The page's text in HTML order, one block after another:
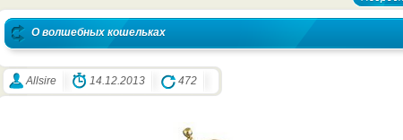
О волшебных кошельках
Allsire 14.12.2013 472